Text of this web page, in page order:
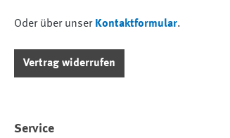
Oder über unser Kontaktformular.
Vertrag widerrufen
Service